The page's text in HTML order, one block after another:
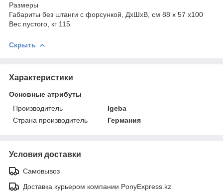
Размеры
Габариты без штанги с форсункой, ДхШхВ, см 88 х 57 х100
Вес пустого, кг 115
Скрыть
Характеристики
Основные атрибуты
Производитель
Igeba
Страна производитель
Германия
Условия доставки
Самовывоз
Доставка курьером компании PonyExpress.kz